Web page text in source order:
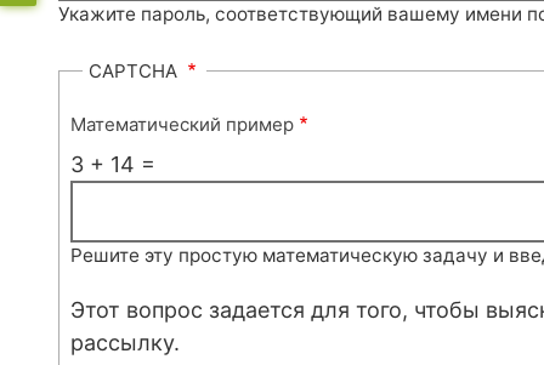
Укажите пароль, соответствующий вашему имени
CAPTCHA
Математический пример
3 + 14 =
Решите эту простую математическую задачу и
Этот вопрос задается для того, чтобы
рассылку.